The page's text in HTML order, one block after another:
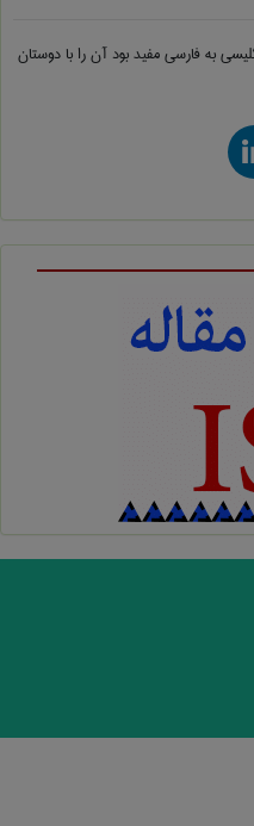
به فارسیمفید بود آن را با دوستان